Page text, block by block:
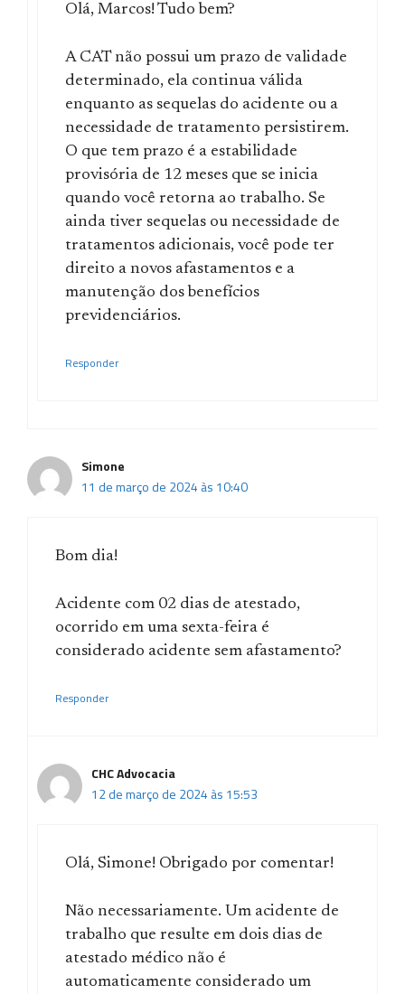
Olá, Marcos! Tudo bem?
A CAT não possui um prazo de validade
determinado, ela continua válida
enquanto as sequelas do acidente ou a
necessidade de tratamento persistirem.
O que tem prazo é a estabilidade
provisória de 12 meses que se inicia
quando você retorna ao trabalho. Se
ainda tiver sequelas ou necessidade de
tratamentos adicionais, você pode ter
direito a novos afastamentos e a
manutenção dos benefícios
previdenciários.
Responder
Simone
11 de março de 2024 às 10:40
Bom dia!
Acidente com 02 dias de atestado,
ocorrido em uma sexta-feira é
considerado acidente sem afastamento?
Responder
CHC Advocacia
12 de março de 2024 às 15:53
Olá, Simone! Obrigado por comentar!
Não necessariamente. Um acidente de
trabalho que resulte em dois dias de
atestado médico não é
automaticamente considerado um